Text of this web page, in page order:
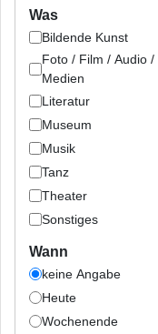
Was
Bildende Kunst
Foto / Film / Audio /
Medien
Literatur
Museum
Musik
Tanz
Theater
Sonstiges
Wann
keine Angabe
Heute
Wochenende